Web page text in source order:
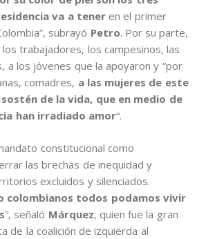
va a teneren el primer
subrayó Petro. Por su parte,
trabajadores, los campesinos, las
a los jóvenes que la apoyaron y “por
comadres, a las mujeres de este
de la vida, que en medio de
han irradiado amor“.
constitucional como
las brechas de inequidad y
excluidos y silenciados.
colombianos todos podamos vivir
“, señaló Márquez, quien fue la gran
de la coalición de izquierda al